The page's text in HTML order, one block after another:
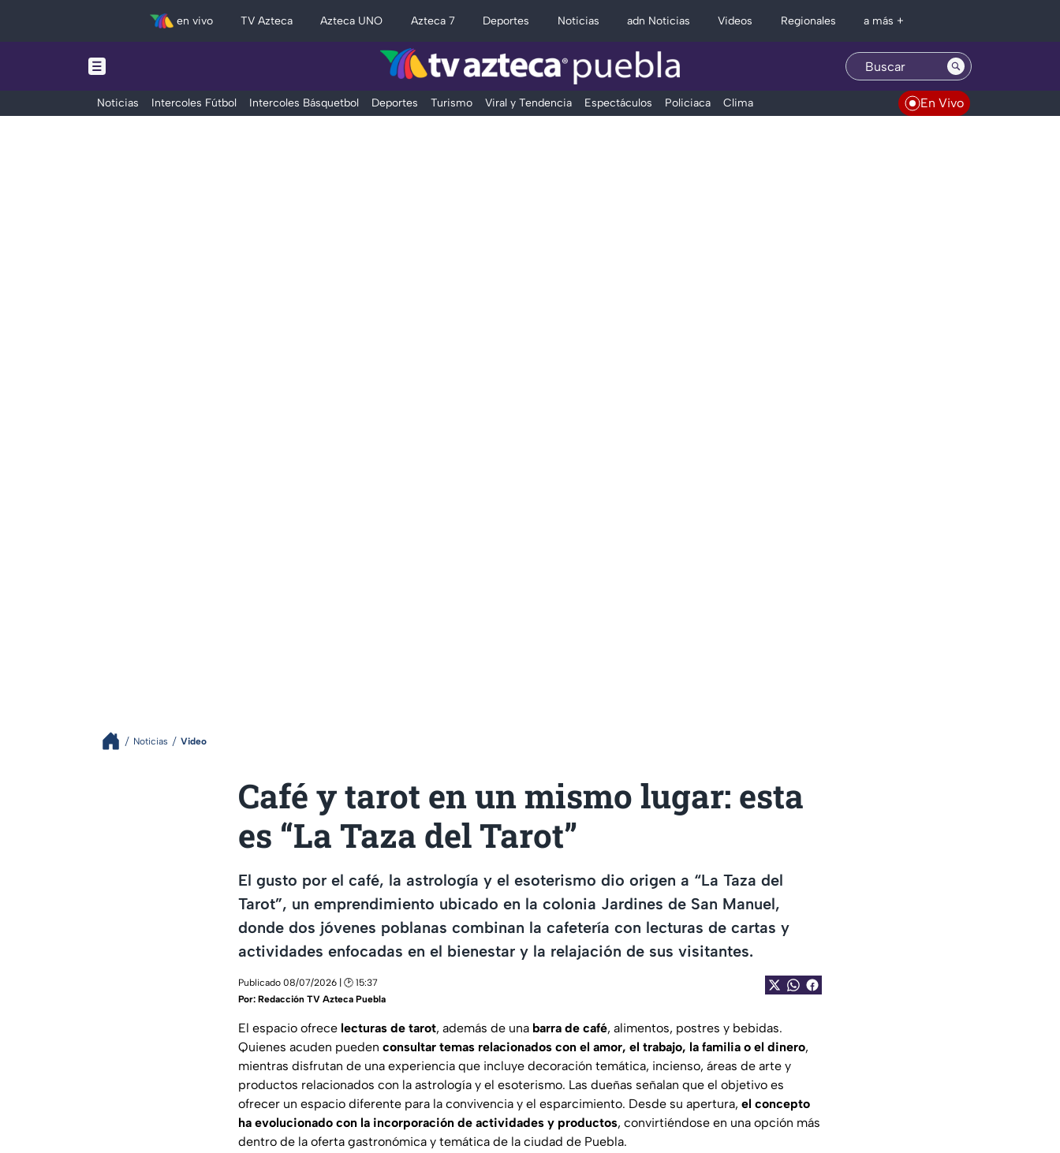
en vivo TV Azteca Azteca UNO Azteca 7 Deportes Noticias adn Noticias Videos Regionales a más +
Noticias Intercoles Fútbol Intercoles Básquetbol Deportes Turismo Viral y Tendencia Espectáculos Policiaca Clima En Vivo
Noticias Video
Café y tarot en un mismo lugar: esta
es “La Taza del Tarot”
El gusto por el café, la astrología y el esoterismo dio origen a “La Taza del
Tarot”, un emprendimiento ubicado en la colonia Jardines de San Manuel,
donde dos jóvenes poblanas combinan la cafetería con lecturas de cartas y
actividades enfocadas en el bienestar y la relajación de sus visitantes.
Publicado 08/07/2026 | 🕑 15:37
Por: Redacción TV Azteca Puebla
El espacio ofrece lecturas de tarot, además de una barra de café, alimentos, postres y bebidas.
Quienes acuden pueden consultar temas relacionados con el amor, el trabajo, la familia o el dinero,
mientras disfrutan de una experiencia que incluye decoración temática, incienso, áreas de arte y
productos relacionados con la astrología y el esoterismo. Las dueñas señalan que el objetivo es
ofrecer un espacio diferente para la convivencia y el esparcimiento. Desde su apertura, el concepto
ha evolucionado con la incorporación de actividades y productos, convirtiéndose en una opción más
dentro de la oferta gastronómica y temática de la ciudad de Puebla.